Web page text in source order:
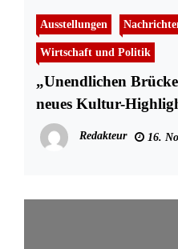
Ausstellungen
Wirtschaft und Politik
„Unendlichen
neues Kultur-
Redakteur 16.